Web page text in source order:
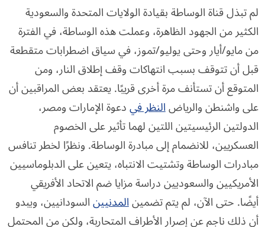
لم تبذل قناة الوساطة بقيادة الولايات المتحدة والسعودية
الكثير من الجهود الظاهرة، وعملت هذه الوساطة، في الفترة
من مايو/أيار وحتى يوليو/تموز، في سياق اضطرابات متقطعة
قبل أن تتوقف بسبب انتهاكات وقف إطلاق النار، ومن
المتوقع أن تستأنف مرة أخرى قريبًا. يعتقد بعض المراقبين أن
على واشنطن والرياضالنظر فيدعوة الإمارات ومصر،
الدولتين الرئيسيتين اللتين لهما تأثير على الخصوم
العسكريين، للانضمام إلى مبادرة الوساطة. ونظرًا لخطر تنافس
مبادرات الوساطة وتشتيت الانتباه، يتعين على الدبلوماسيين
الأمريكيين والسعوديين دراسة مزايا ضم الاتحاد الأفريقي
أيضًا. حتى الآن، لم يتم تضمينالمدنيينالسودانيين، ويبدو
أن ذلك ناجم عن إصرار الأطراف المتحاربة، ولكن من المحتمل